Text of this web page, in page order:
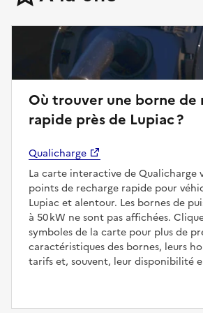
Où trouver une borne de
rapide près de Lupiac ?
Qualicharge
La carte interactive de Qualicharge
points de recharge rapide pour
Lupiac et alentour. Les bornes de
à 50 kW ne sont pas affichées.
symboles de la carte pour plus de
caractéristiques des bornes, leurs
tarifs et, souvent, leur disponibilité